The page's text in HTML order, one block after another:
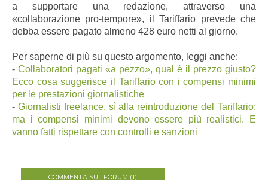
a supportare una redazione, attraverso una
«collaborazione pro-tempore», il Tariffario prevede che
debba essere pagato almeno 428 euro netti al giorno.
Per saperne di più su questo argomento, leggi anche:
- Collaboratori pagati «a pezzo», qual è il prezzo giusto?
Ecco cosa suggerisce il Tariffario con i compensi minimi
per le prestazioni giornalistiche
- Giornalisti freelance, sì alla reintroduzione del Tariffario:
ma i compensi minimi devono essere più realistici. E
vanno fatti rispettare con controlli e sanzioni
COMMENTA SUL FORUM (1)